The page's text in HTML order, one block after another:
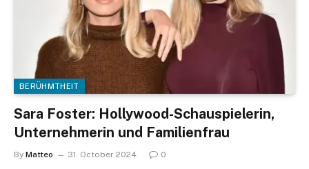
BERÜHMTHEIT
Sara Foster: Hollywood-Schauspielerin,
Unternehmerin und Familienfrau
By Matteo 31. October 2024 0